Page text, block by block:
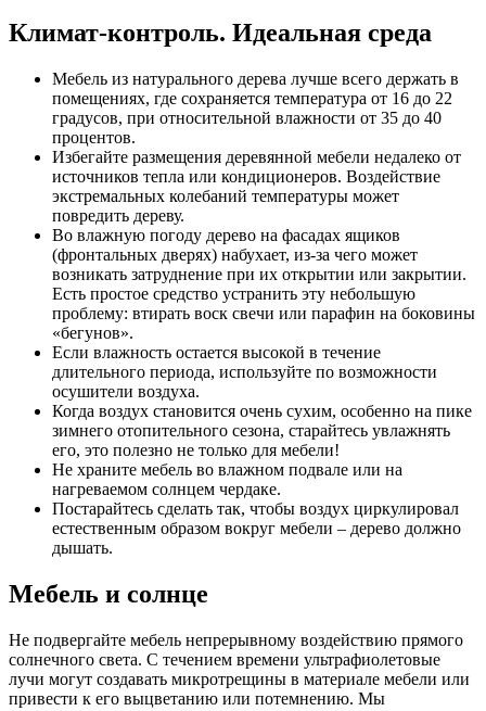
Климат-контроль. Идеальная среда
Мебель из натурального дерева лучше всего держать в
помещениях, где сохраняется температура от 16 до 22
градусов, при относительной влажности от 35 до 40
процентов.
Избегайте размещения деревянной мебели недалеко от
источников тепла или кондиционеров. Воздействие
экстремальных колебаний температуры может
повредить дереву.
Во влажную погоду дерево на фасадах ящиков
(фронтальных дверях) набухает, из-за чего может
возникать затруднение при их открытии или закрытии.
Есть простое средство устранить эту небольшую
проблему: втирать воск свечи или парафин на боковины
«бегунов».
Если влажность остается высокой в течение
длительного периода, используйте по возможности
осушители воздуха.
Когда воздух становится очень сухим, особенно на пике
зимнего отопительного сезона, старайтесь увлажнять
его, это полезно не только для мебели!
Не храните мебель во влажном подвале или на
нагреваемом солнцем чердаке.
Постарайтесь сделать так, чтобы воздух циркулировал
естественным образом вокруг мебели – дерево должно
дышать.
Мебель и солнце
Не подвергайте мебель непрерывному воздействию прямого
солнечного света. С течением времени ультрафиолетовые
лучи могут создавать микротрещины в материале мебели или
привести к его выцветанию или потемнению. Мы